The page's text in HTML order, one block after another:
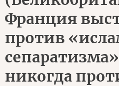
Франция
против
никогда